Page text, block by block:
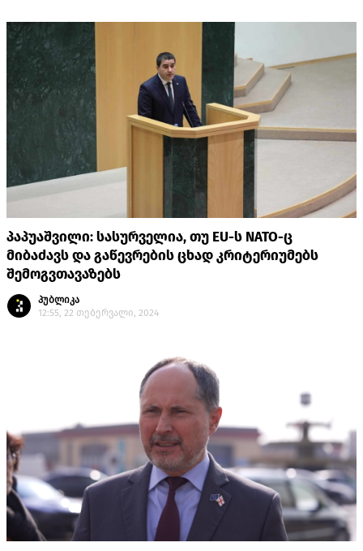
პაპუაშვილი: სასურველია, თუ EU-ს NATO-ც
მიბაძავს და გაწევრების ცხად კრიტერიუმებს
შემოგვთავაზებს
პუბლიკა
12:55, 22 თებერვალი, 2024